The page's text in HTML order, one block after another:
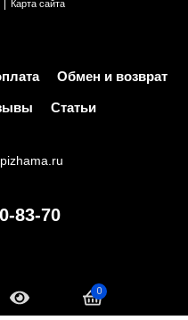
| Карта сайта
Обмен и возврат
Статьи
83-70
0